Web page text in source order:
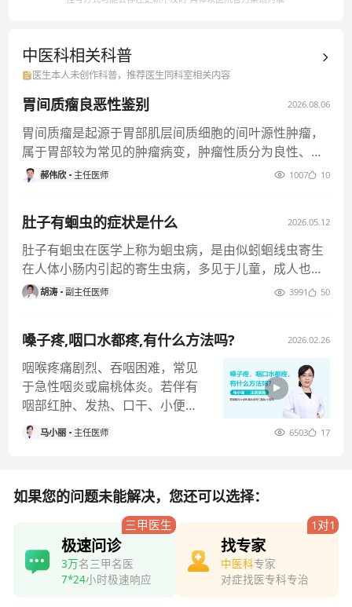
中医科相关科普
医生本人未创作科普，推荐医生同科室相关内容
胃间质瘤良恶性鉴别 2026.08.06
胃间质瘤是起源于胃部肌层间质细胞的间叶源性肿瘤，
属于胃部较为常见的肿瘤病变，肿瘤性质分为良性、潜
在恶性和恶性三类，良恶性
郝伟欣 主任医师 1007 10
肚子有蛔虫的症状是什么 2026.05.12
肚子有蛔虫在医学上称为蛔虫病，是由似蚓蛔线虫寄生
在人体小肠内引起的寄生虫病，多见于儿童，成人也可
能感染。蛔虫寄生会掠夺人
胡涛 副主任医师 3991 50
嗓子疼,咽口水都疼,有什么方法吗? 2026.02.26
咽喉疼痛剧烈、吞咽困难，常见
于急性咽炎或扁桃体炎。若伴有
咽部红肿、发热、口干、小便
黄、大便干、舌红苔黄等表现，
多属中医“
马小丽 主任医师 6503 17
如果您的问题未能解决，您还可以选择：
三甲医生
极速问诊
3万名三甲名医
7*24小时极速响应
1对1
找专家
中医科专家
对症找医专科专治